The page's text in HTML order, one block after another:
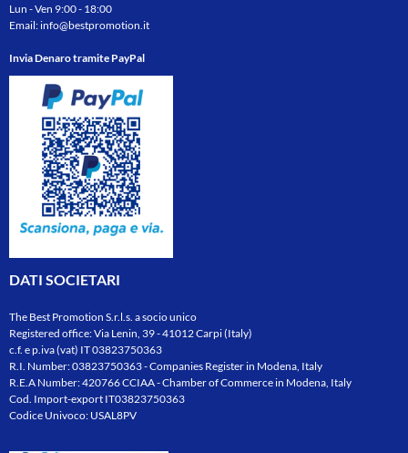
Lun - Ven 9:00 - 18:00
Email:info@bestpromotion.it
Invia Denaro tramite PayPal
DATI SOCIETARI
The Best Promotion S.r.l.s. a socio unico
Registered office: Via Lenin, 39 - 41012 Carpi (Italy)
c.f. e p.iva (vat) IT 03823750363
R.I. Number: 03823750363 - Companies Register in Modena, Italy
R.E.A Number: 420766 CCIAA - Chamber of Commerce in Modena, Italy
Cod. Import-export IT03823750363
Codice Univoco: USAL8PV